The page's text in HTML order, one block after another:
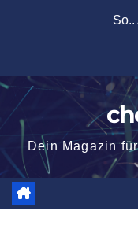
So..
Dein Magazin